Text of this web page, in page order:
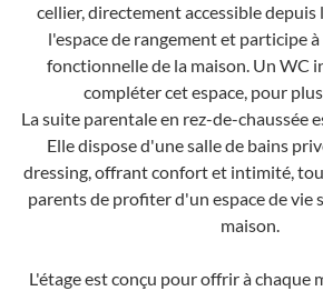
cellier, directement accessible depuis
l'espace de rangement et participe
fonctionnelle de la maison. Un WC
compléter cet espace, pour
La suite parentale en rez-de-chaussée
Elle dispose d'une salle de bains
dressing, offrant confort et intimité,
parents de profiter d'un espace de vie
maison.
L'étage est conçu pour offrir à chaque